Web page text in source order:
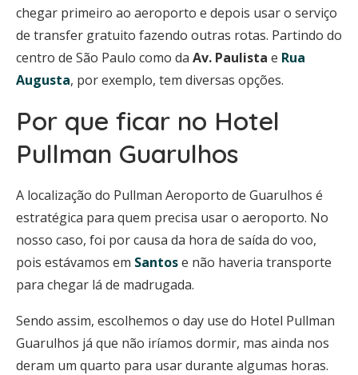
chegar primeiro ao aeroporto e depois usar o serviço
de transfer gratuito fazendo outras rotas. Partindo do
centro de São Paulo como da Av. Paulista e Rua
Augusta, por exemplo, tem diversas opções.
Por que ficar no Hotel
Pullman Guarulhos
A localização do Pullman Aeroporto de Guarulhos é
estratégica para quem precisa usar o aeroporto. No
nosso caso, foi por causa da hora de saída do voo,
pois estávamos em Santose não haveria transporte
para chegar lá de madrugada.
Sendo assim, escolhemos o day use do Hotel Pullman
Guarulhos já que não iríamos dormir, mas ainda nos
deram um quarto para usar durante algumas horas.